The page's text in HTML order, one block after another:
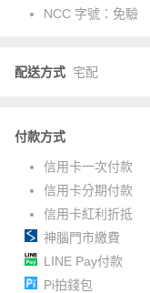
NCC 字號： 免驗
配送方式 宅配
付款方式
信用卡一次付款
信用卡分期付款
信用卡紅利折抵
神腦門市繳費
LINE Pay付款
Pi拍錢包